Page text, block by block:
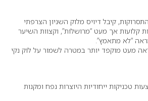
קיבל דיויס מלוק השניון הצרפתי
קלועות אך מעט “מרושלות”, וקצוות השיער
“לא מתאמץ”.
מעט מוקפד יותר במטרה לשמור על לוק נקי
טכניקות ייחודיות היוצרות נפח ומקנות